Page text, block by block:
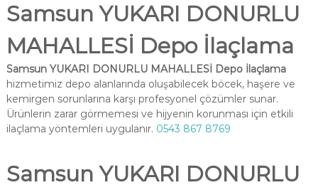
Samsun YUKARI DONURLU
MAHALLESİ Depo İlaçlama
Samsun YUKARI DONURLU MAHALLESİ Depo İlaçlama
hizmetimiz depo alanlarında oluşabilecek böcek, haşere ve
kemirgen sorunlarına karşı profesyonel çözümler sunar.
Ürünlerin zarar görmemesi ve hijyenin korunması için etkili
ilaçlama yöntemleri uygulanır. 0543 867 8769
Samsun YUKARI DONURLU